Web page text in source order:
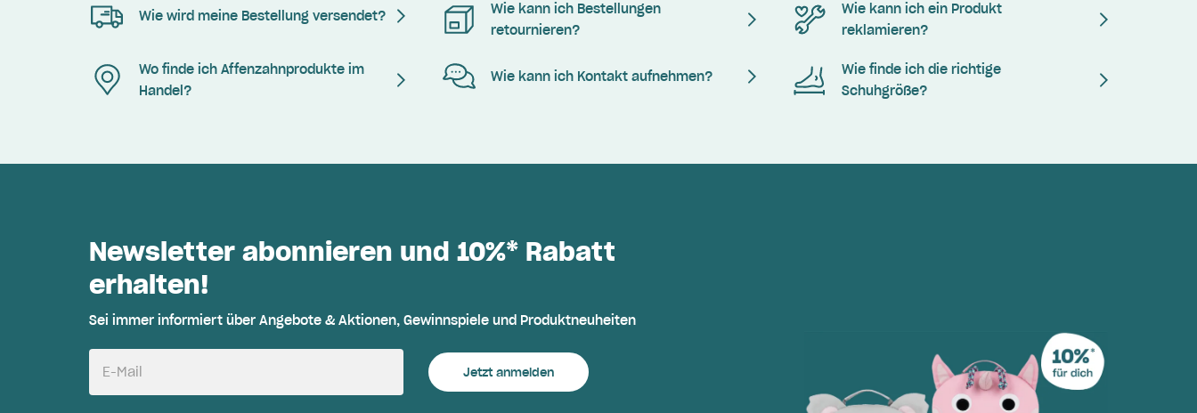
Wie wird meine Bestellung versendet?
Wie kann ich Bestellungen
retournieren?
Wie kann ich ein Produkt
reklamieren?
Wo finde ich Affenzahnprodukte im
Handel?
Wie kann ich Kontakt aufnehmen?
Wie finde ich die richtige
Schuhgröße?
Newsletter abonnieren und 10%* Rabatt
erhalten!
Sei immer informiert über Angebote & Aktionen, Gewinnspiele und Produktneuheiten
E-Mail Jetzt anmelden